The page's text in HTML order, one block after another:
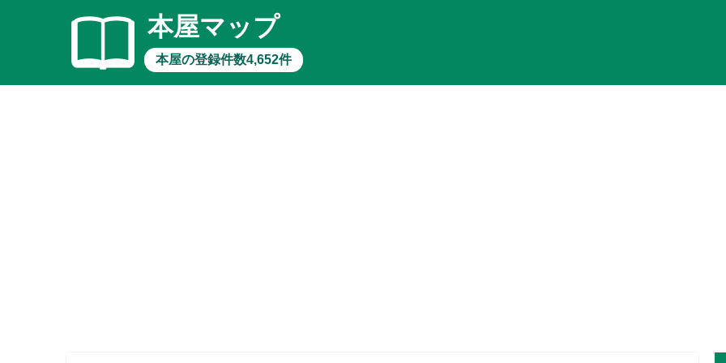
本屋マップ
本屋の登録件数4,652件